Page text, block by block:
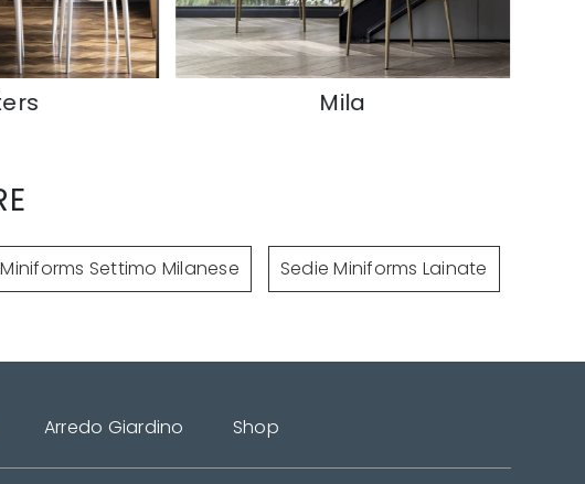
Settimo Milanese Sedie Miniforms Lainate
Arredo Giardino Shop